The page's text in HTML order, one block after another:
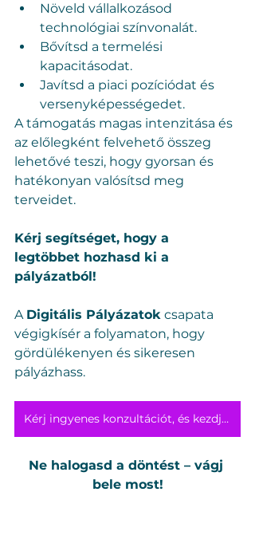
Növeld vállalkozásod
technológiai színvonalát.
Bővítsd a termelési
kapacitásodat.
Javítsd a piaci pozíciódat és
versenyképességedet.
A támogatás magas intenzitása és
az előlegként felvehető összeg
lehetővé teszi, hogy gyorsan és
hatékonyan valósítsd meg
terveidet.
Kérj segítséget, hogy a
legtöbbet hozhasd ki a
pályázatból!
A Digitális Pályázatok csapata
végigkísér a folyamaton, hogy
gördülékenyen és sikeresen
pályázhass.
Kérj ingyenes konzultációt, és kezdjük el együtt a pályázati folyamatot!
Ne halogasd a döntést – vágj
bele most!